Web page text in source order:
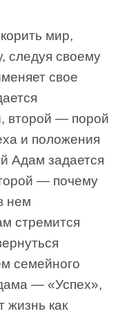
мир,
следуя своему
свое
второй — порой
и положения
Адам задается
— почему
нем
стремится
семейного
— «Успех»,
жизнь как